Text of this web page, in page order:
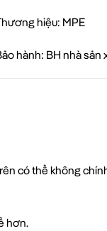
hiệu: MPE
hành: BH nhà sản
có thể không
hơn.